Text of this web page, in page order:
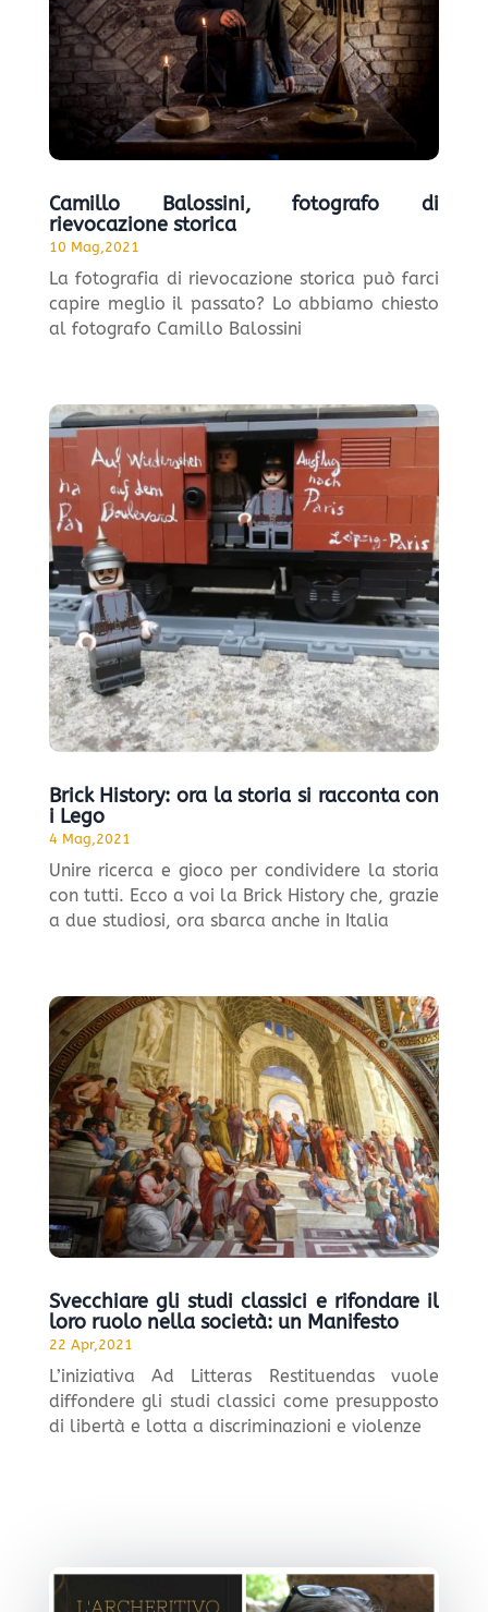
Camillo Balossini, fotografo di
rievocazione storica
10 Mag,2021
La fotografia di rievocazione storica può farci
capire meglio il passato? Lo abbiamo chiesto
al fotografo Camillo Balossini
Brick History: ora la storia si racconta con
i Lego
4 Mag,2021
Unire ricerca e gioco per condividere la storia
con tutti. Ecco a voi la Brick History che, grazie
a due studiosi, ora sbarca anche in Italia
Svecchiare gli studi classici e rifondare il
loro ruolo nella società: un Manifesto
22 Apr,2021
L’iniziativa Ad Litteras Restituendas vuole
diffondere gli studi classici come presupposto
di libertà e lotta a discriminazioni e violenze